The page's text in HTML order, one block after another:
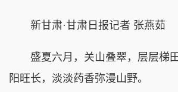
新甘肃·甘肃日报记者 张燕茹
盛夏六月，关山叠翠，层层梯
阳旺长，淡淡药香弥漫山野。